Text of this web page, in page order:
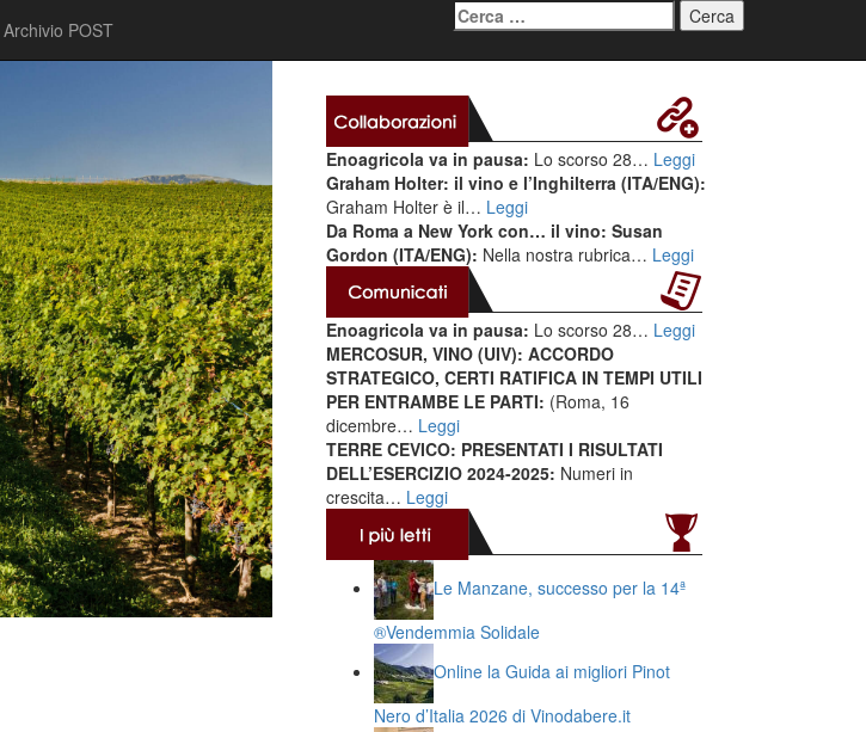
Archivio POST
Ricerca
per:
Enoagricola va in pausa: Lo scorso 28… Leggi
Graham Holter: il vino e l’Inghilterra (ITA/ENG):
Graham Holter è il… Leggi
Da Roma a New York con… il vino: Susan
Gordon (ITA/ENG): Nella nostra rubrica… Leggi
Enoagricola va in pausa: Lo scorso 28… Leggi
MERCOSUR, VINO (UIV): ACCORDO
STRATEGICO, CERTI RATIFICA IN TEMPI UTILI
PER ENTRAMBE LE PARTI: (Roma, 16
dicembre… Leggi
TERRE CEVICO: PRESENTATI I RISULTATI
DELL’ESERCIZIO 2024-2025: Numeri in
crescita… Leggi
Le Manzane, successo per la 14ª
®️Vendemmia Solidale
Online la Guida ai migliori Pinot
Nero d’Italia 2026 di Vinodabere.it